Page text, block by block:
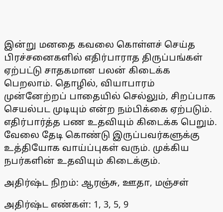
இன்று மனதை கவலை கொள்ளச் செய்த
பிரச்சனைகளில் எதிர்பாராத திருப்பங்கள்
ஏற்பட்டு சாதகமான பலன் கிடைக்க
பெறலாம். தொழில், வியாபாரம்
முன்னேற்றப் பாதையில் செல்லும், சிறப்பாக
செயல்பட முடியும் என்ற நம்பிக்கை ஏற்படும்.
எதிர்பார்த்த பண உதவியும் கிடைக்க பெறும்.
வேலை தேடி கொண்டு இருப்பவர்களுக்கு
உத்தியோக வாய்ப்புகள் வரும். முக்கிய
நபர்களின் உதவியும் கிடைக்கும்.
அதிர்ஷ்ட நிறம்: ஆரஞ்சு, ஊதா, மஞ்சள்
அதிர்ஷ்ட எண்கள்: 1, 3, 5, 9